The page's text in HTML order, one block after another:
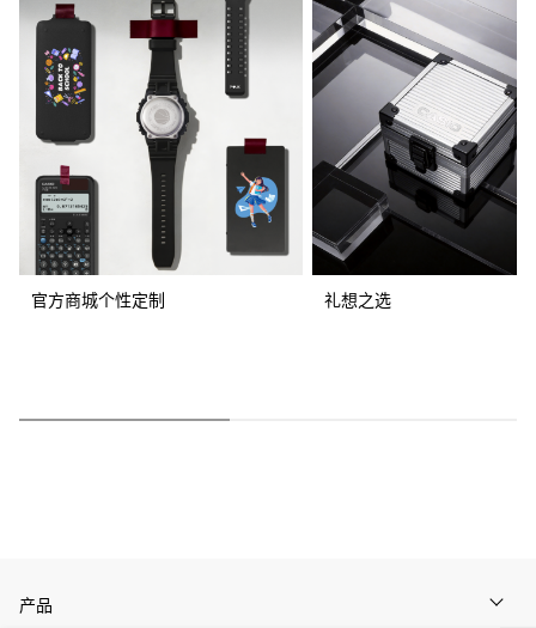
官方商城个性定制 礼想之选
产品